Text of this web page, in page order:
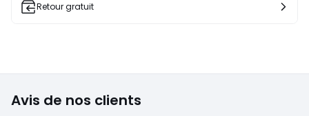
Retour gratuit
Avis de nos clients